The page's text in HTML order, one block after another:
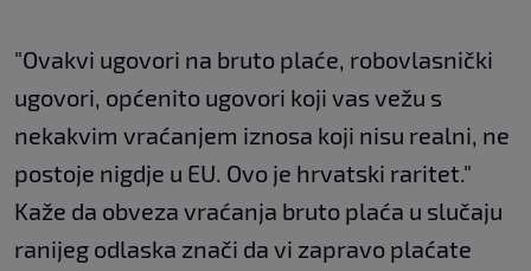
"Ovakvi ugovori na bruto plaće, robovlasnički
ugovori, općenito ugovori koji vas vežu s
nekakvim vraćanjem iznosa koji nisu realni, ne
postoje nigdje u EU. Ovo je hrvatski raritet."
Kaže da obveza vraćanja bruto plaća u slučaju
ranijeg odlaska znači da vi zapravo plaćate